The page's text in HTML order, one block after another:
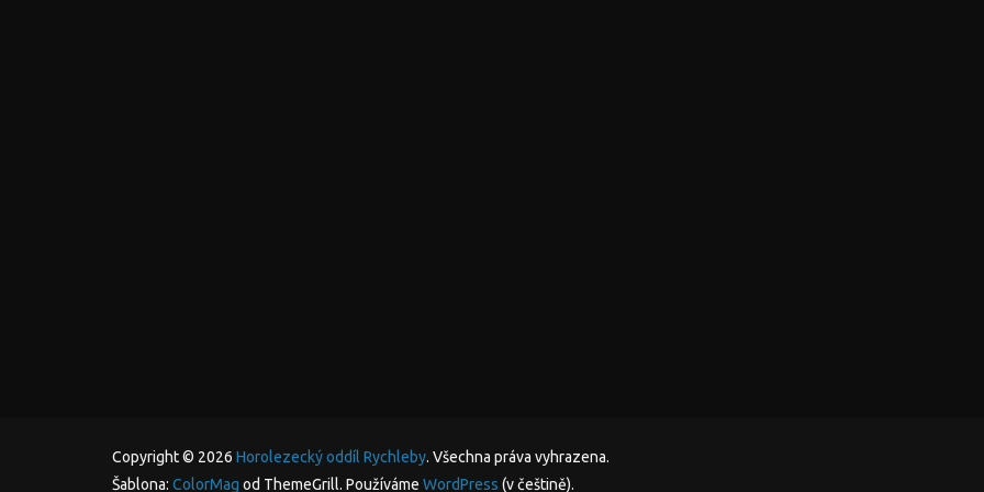
Copyright © 2026 Horolezecký oddíl Rychleby. Všechna práva vyhrazena.
Šablona: ColorMag od ThemeGrill. Používáme WordPress (v češtině).